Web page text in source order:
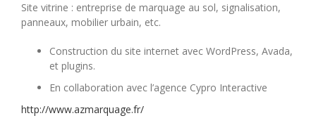
Site vitrine : entreprise de marquage au sol, signalisation,
panneaux, mobilier urbain, etc.
Construction du site internet avec WordPress, Avada,
et plugins.
En collaboration avec l’agence Cypro Interactive
http://www.azmarquage.fr/